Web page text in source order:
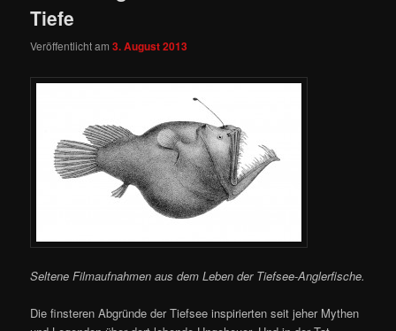
Tiefe
Veröffentlicht am3. August 2013
Seltene Filmaufnahmen aus dem Leben der Tiefsee-Anglerfische.
Die finsteren Abgründe der Tiefsee inspirierten seit jeher Mythen